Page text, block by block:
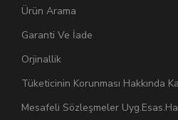
Ürün Arama
Garanti Ve İade
Orjinallik
Tüketicinin Korunması Hakkında
Mesafeli Sözleşmeler